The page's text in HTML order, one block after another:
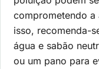
comprometendo a
isso, recomenda-
água e sabão
ou um pano para